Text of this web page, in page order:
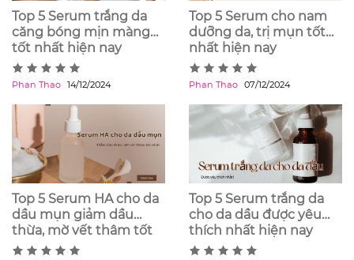
Top 5 Serum trắng da
căng bóng mịn màng
tốt nhất hiện nay
Phan Thao 14/12/2024
Top 5 Serum cho nam
dưỡng da, trị mụn tốt
nhất hiện nay
Phan Thao 07/12/2024
Top 5 Serum HA cho da
dầu mụn giảm dầu
thừa, mờ vết thâm tốt
nhất
Top 5 Serum trắng da
cho da dầu được yêu
thích nhất hiện nay